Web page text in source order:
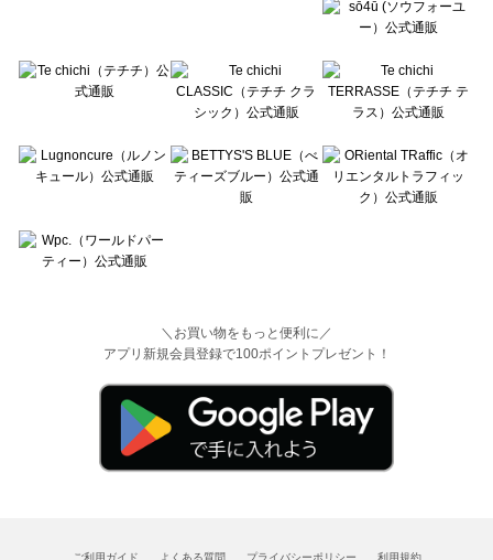
＼お買い物をもっと便利に／
アプリ新規会員登録で100ポイントプレゼント！
ご利用ガイド よくある質問 プライバシーポリシー 利用規約